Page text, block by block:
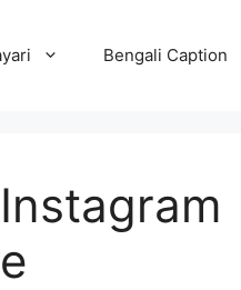
Bengali Caption
Instagram